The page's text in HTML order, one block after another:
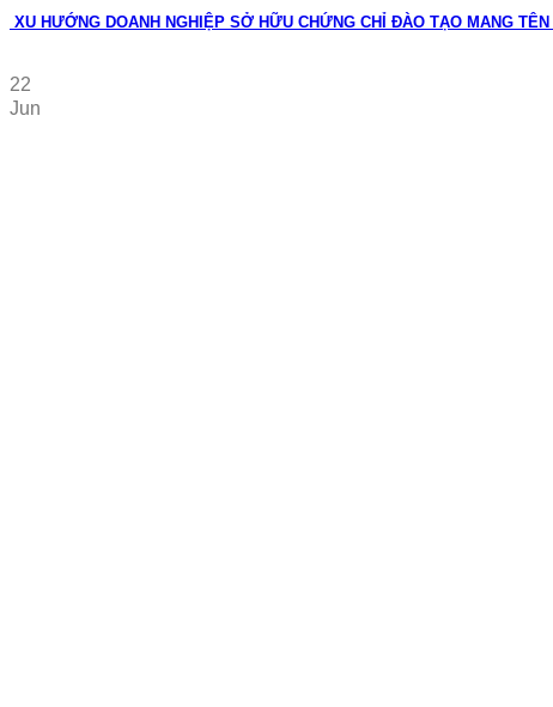
XU HƯỚNG DOANH NGHIỆP SỞ HỮU CHỨNG CHỈ ĐÀO TẠO MANG
22
Jun